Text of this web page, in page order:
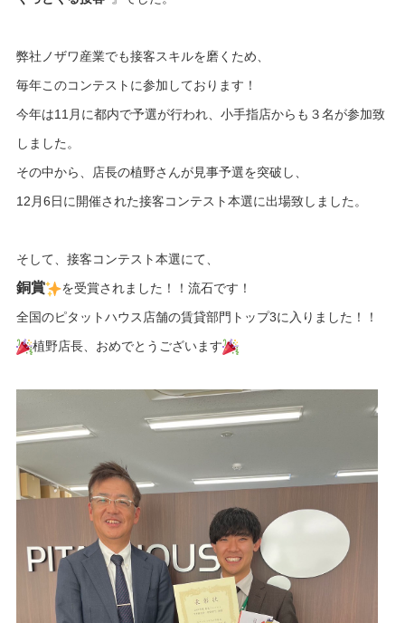
弊社ノザワ産業でも接客スキルを磨くため、
毎年このコンテストに参加しております！
今年は11月に都内で予選が行われ、小手指店からも３名が参加致
しました。
その中から、店長の植野さんが見事予選を突破し、
12月6日に開催された接客コンテスト本選に出場致しました。
そして、接客コンテスト本選にて、
銅賞
を受賞されました！！流石です！
全国のピタットハウス店舗の賃貸部門トップ3に入りました！！
植野店長、おめでとうございます